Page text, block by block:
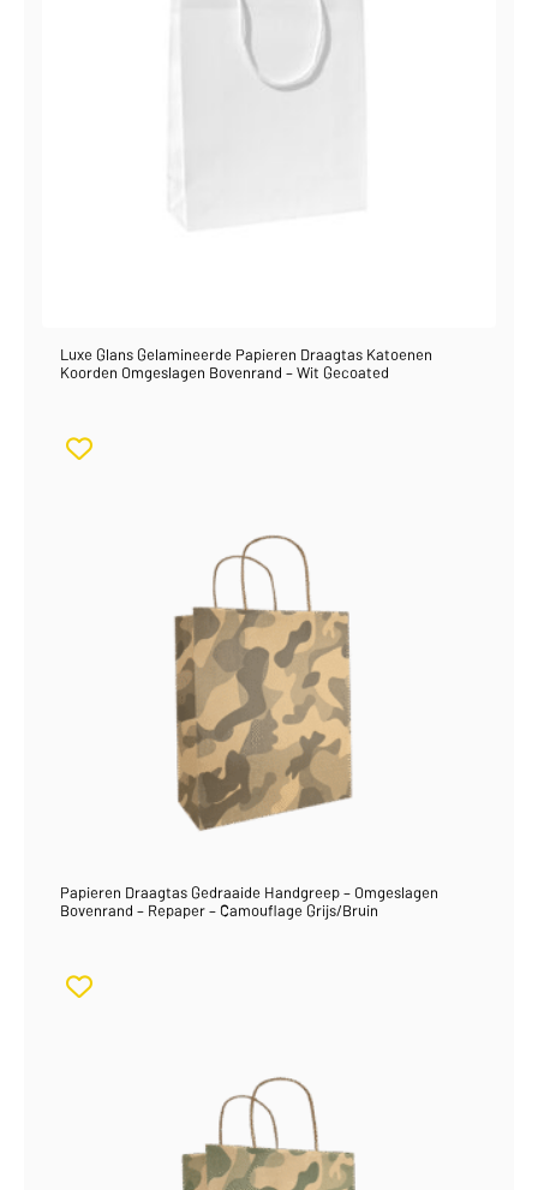
Luxe Glans Gelamineerde Papieren Draagtas Katoenen
Koorden Omgeslagen Bovenrand – Wit Gecoated
Papieren Draagtas Gedraaide Handgreep – Omgeslagen
Bovenrand – Repaper – Camouflage Grijs/Bruin